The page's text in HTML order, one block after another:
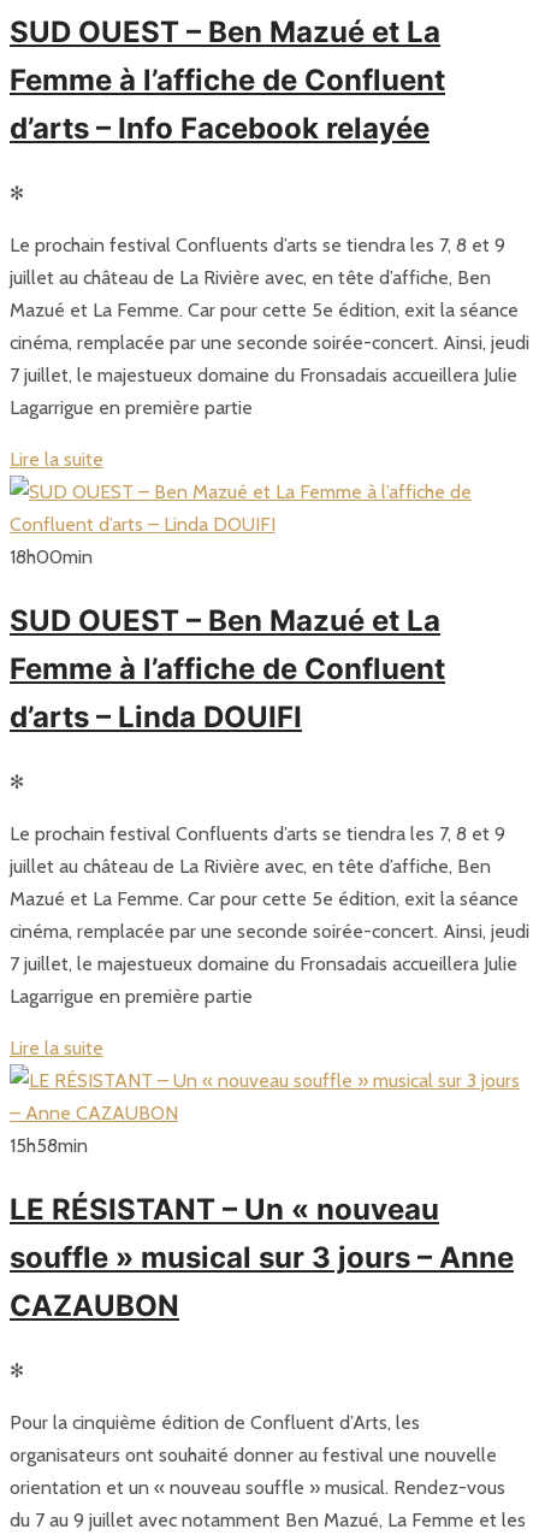
SUD OUEST – Ben Mazué et La
Femme à l’affiche de Confluent
d’arts – Info Facebook relayée
✻
Le prochain festival Confluents d’arts se tiendra les 7, 8 et 9
juillet au château de La Rivière avec, en tête d’affiche, Ben
Mazué et La Femme. Car pour cette 5e édition, exit la séance
cinéma, remplacée par une seconde soirée-concert. Ainsi, jeudi
7 juillet, le majestueux domaine du Fronsadais accueillera Julie
Lagarrigue en première partie
Lire la suite
18h00min
SUD OUEST – Ben Mazué et La
Femme à l’affiche de Confluent
d’arts – Linda DOUIFI
✻
Le prochain festival Confluents d’arts se tiendra les 7, 8 et 9
juillet au château de La Rivière avec, en tête d’affiche, Ben
Mazué et La Femme. Car pour cette 5e édition, exit la séance
cinéma, remplacée par une seconde soirée-concert. Ainsi, jeudi
7 juillet, le majestueux domaine du Fronsadais accueillera Julie
Lagarrigue en première partie
Lire la suite
15h58min
LE RÉSISTANT – Un « nouveau
souffle » musical sur 3 jours – Anne
CAZAUBON
✻
Pour la cinquième édition de Confluent d’Arts, les
organisateurs ont souhaité donner au festival une nouvelle
orientation et un « nouveau souffle » musical. Rendez-vous
du 7 au 9 juillet avec notamment Ben Mazué, La Femme et les